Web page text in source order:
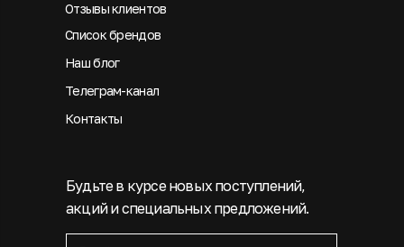
Будьте в курсе новых поступлений,
акций и специальных предложений.
Отзывы клиентов
Список брендов
Наш блог
Телеграм-канал
Контакты